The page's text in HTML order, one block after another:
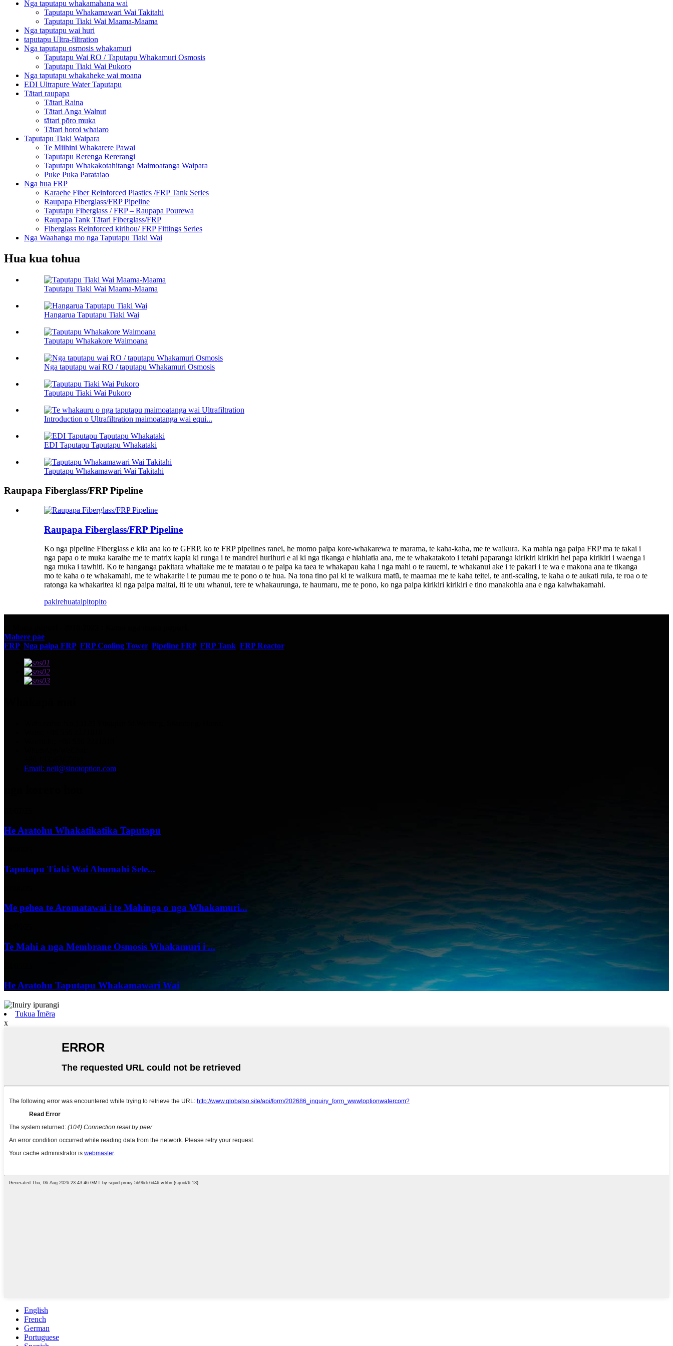
Nga taputapu whakamahana wai
Taputapu Whakamawari Wai Takitahi
Taputapu Tiaki Wai Maama-Maama
Nga taputapu wai huri
taputapu Ultra-filtration
Nga taputapu osmosis whakamuri
Taputapu Wai RO / Taputapu Whakamuri Osmosis
Taputapu Tiaki Wai Pukoro
Nga taputapu whakaheke wai moana
EDI Ultrapure Water Taputapu
Tātari raupapa
Tātari Raina
Tātari Anga Walnut
tātari pōro muka
Tātari horoi whaiaro
Taputapu Tiaki Waipara
Te Miihini Whakarere Pawai
Taputapu Rerenga Rererangi
Taputapu Whakakotahitanga Maimoatanga Waipara
Puke Puka Parataiao
Nga hua FRP
Karaehe Fiber Reinforced Plastics /FRP Tank Series
Raupapa Fiberglass/FRP Pipeline
Taputapu Fiberglass / FRP – Raupapa Pourewa
Raupapa Tank Tātari Fiberglass/FRP
Fiberglass Reinforced kirihou/ FRP Fittings Series
Nga Waahanga mo nga Taputapu Tiaki Wai
Hua kua tohua
Taputapu Tiaki Wai Maama-Maama
Hangarua Taputapu Tiaki Wai
Taputapu Whakakore Waimoana
Nga taputapu wai RO / taputapu Whakamuri Osmosis
Taputapu Tiaki Wai Pukoro
Introduction o Ultrafiltration maimoatanga wai equi...
EDI Taputapu Taputapu Whakataki
Taputapu Whakamawari Wai Takitahi
Raupapa Fiberglass/FRP Pipeline
Raupapa Fiberglass/FRP Pipeline
Ko nga pipeline Fiberglass e kiia ana ko te GFRP, ko te FRP pipelines ranei, he momo paipa kore-whakarewa te marama, te kaha-kaha, me te waikura. Ka mahia nga paipa FRP ma te takai i
nga papa o te muka karaihe me te matrix kapia ki runga i te mandrel hurihuri e ai ki nga tikanga e hiahiatia ana, me te whakatakoto i tetahi paparanga kirikiri kirikiri hei papa kirikiri i waenga i
nga muka i tawhiti. Ko te hanganga pakitara whaitake me te matatau o te paipa ka taea te whakapau kaha i nga mahi o te rauemi, te whakanui ake i te pakari i te wa e makona ana te tikanga
mo te kaha o te whakamahi, me te whakarite i te pumau me te pono o te hua. Na tona tino pai ki te waikura matū, te maamaa me te kaha teitei, te anti-scaling, te kaha o te aukati ruia, te roa o te
ratonga ka whakaritea ki nga paipa maitai, iti te utu whanui, tere te whakaurunga, te haumaru, me te pono, ko nga paipa kirikiri kirikiri e tino manakohia ana e nga kaiwhakamahi.
pakirehuataipitopito
Mahere pae
FRP, Nga paipa FRP, FRP Cooling Tower, Pipeline FRP, FRP Tank FRP Reactor,
Email: neil@sinotoption.com
He Aratohu Whakatikatika Taputapu
Taputapu Tiaki Wai Ahumahi Sele...
Me pehea te Aromatawai i te Mahinga o nga Whakamuri...
Te Mahi a nga Membrane Osmosis Whakamuri i ...
He Aratohu Taputapu Whakamawari Wai
Tukua Īmēra
x
English
French
German
Portuguese